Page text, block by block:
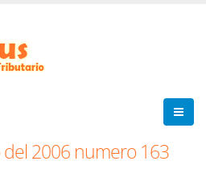
del 2006 numero 163